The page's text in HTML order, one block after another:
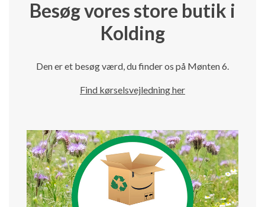
Besøg vores store butik i
Kolding
Den er et besøg værd, du finder os på Mønten 6.
Find kørselsvejledning her